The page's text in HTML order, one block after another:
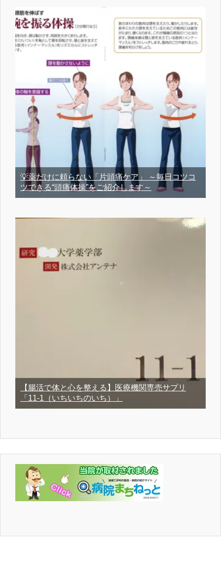
💡薬だけに頼らない「片頭痛ケア」 ～毎日コツコ
ツできる“頭痛体操”をご紹介します～
【腸活で体と心を整える】医療機関専売サプリ
「11-1（いちいちのいち）」